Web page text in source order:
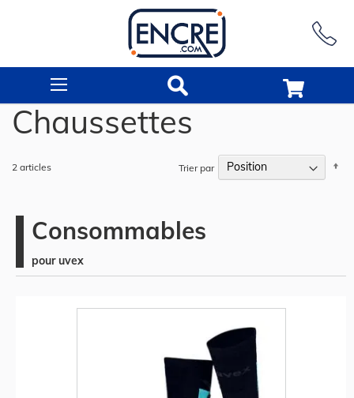
Chaussettes
2 articles Trier par
Consommables
pour uvex